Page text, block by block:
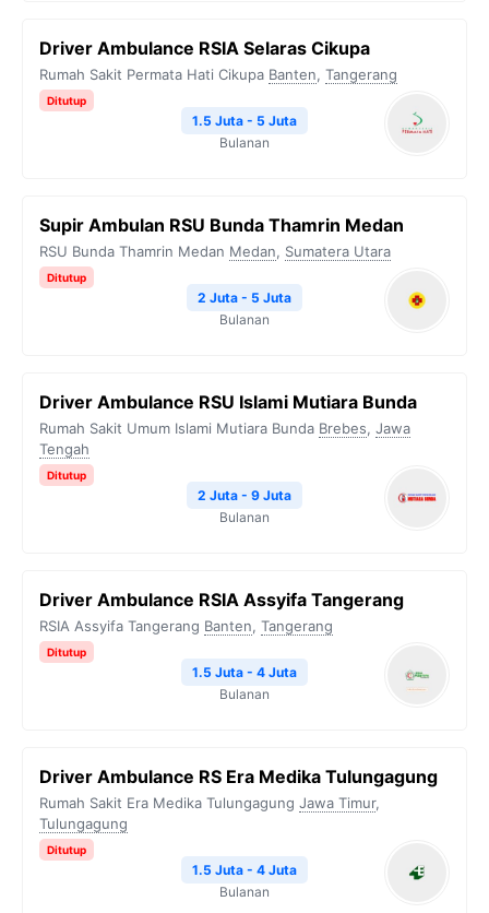
Driver Ambulance RSIA Selaras Cikupa
Rumah Sakit Permata Hati Cikupa Banten, Tangerang
Ditutup
1.5 Juta - 5 Juta
Bulanan
Supir Ambulan RSU Bunda Thamrin Medan
RSU Bunda Thamrin Medan Medan, Sumatera Utara
Ditutup
2 Juta - 5 Juta
Bulanan
Driver Ambulance RSU Islami Mutiara Bunda
Rumah Sakit Umum Islami Mutiara Bunda Brebes, Jawa
Tengah
Ditutup
2 Juta - 9 Juta
Bulanan
Driver Ambulance RSIA Assyifa Tangerang
RSIA Assyifa Tangerang Banten, Tangerang
Ditutup
1.5 Juta - 4 Juta
Bulanan
Driver Ambulance RS Era Medika Tulungagung
Rumah Sakit Era Medika Tulungagung Jawa Timur,
Tulungagung
Ditutup
1.5 Juta - 4 Juta
Bulanan